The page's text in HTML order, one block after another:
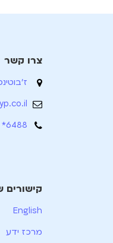
צרו קשר
ז'בוטינסקי 9
6488*
קישורים
English
מרכז ידע